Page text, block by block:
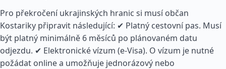
Pro překročení ukrajinských hranic si musí občan
Kostariky připravit následující: ✔ Platný cestovní pas. Musí
být platný minimálně 6 měsíců po plánovaném datu
odjezdu. ✔ Elektronické vízum (e-Visa). O vízum je nutné
požádat online a umožňuje jednorázový nebo